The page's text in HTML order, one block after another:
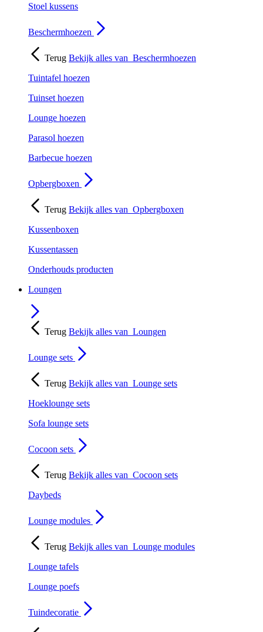
Stoel kussens
Beschermhoezen
Terug Bekijk alles van Beschermhoezen
Tuintafel hoezen
Tuinset hoezen
Lounge hoezen
Parasol hoezen
Barbecue hoezen
Opbergboxen
Terug Bekijk alles van Opbergboxen
Kussenboxen
Kussentassen
Onderhouds producten
Loungen
Terug Bekijk alles van Loungen
Lounge sets
Terug Bekijk alles van Lounge sets
Hoeklounge sets
Sofa lounge sets
Cocoon sets
Terug Bekijk alles van Cocoon sets
Daybeds
Lounge modules
Terug Bekijk alles van Lounge modules
Lounge tafels
Lounge poefs
Tuindecoratie